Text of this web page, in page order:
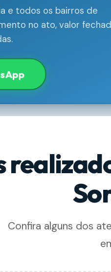
e todos os bairros de
no ato, valor
Confira alguns dos